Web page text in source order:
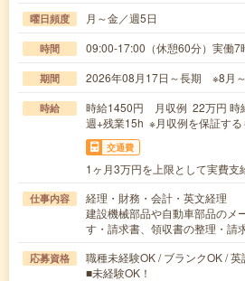
曜日頻度 月～金／週5日
時間 09:00-17:00（休憩60分）実働7
期間 2026年08月17日～長期 ※8月～
時給
時給1450円 月収例 22万円 時
週+残業15h ※月収例を保証する
交通費
1ヶ月3万円を上限として実費支
仕事内容
経理・財務・会計・英文経理
建設機械部品や自動車部品のメ
す・請求書、領収書の整理・
応募資格
職種未経験OK / ブランクOK /
■未経験OK！